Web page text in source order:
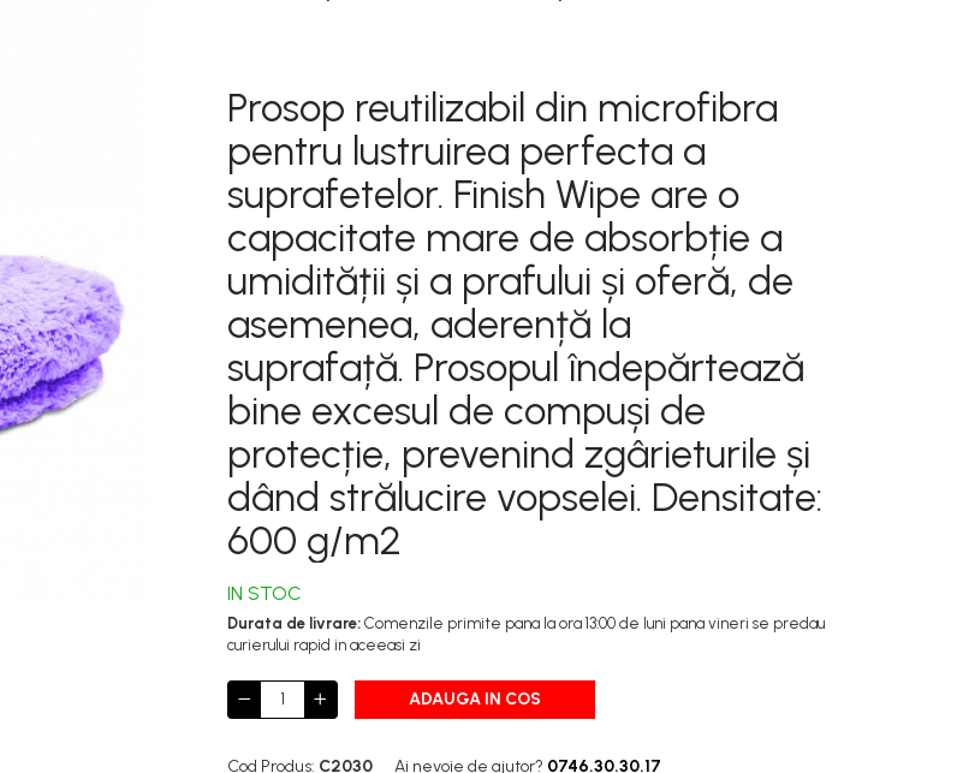
Prosop reutilizabil din microfibra
pentru lustruirea perfecta a
suprafetelor. Finish Wipe are o
capacitate mare de absorbție a
umidității și a prafului și oferă, de
asemenea, aderență la
suprafață. Prosopul îndepărtează
bine excesul de compuși de
protecție, prevenind zgârieturile și
dând strălucire vopselei. Densitate:
600 g/m2
IN STOC
Durata de livrare: Comenzile primite pana la ora 13:00 de luni pana vineri se predau
curierului rapid in aceeasi zi
ADAUGA IN COS
Cod Produs: C2030 Ai nevoie de ajutor? 0746.30.30.17